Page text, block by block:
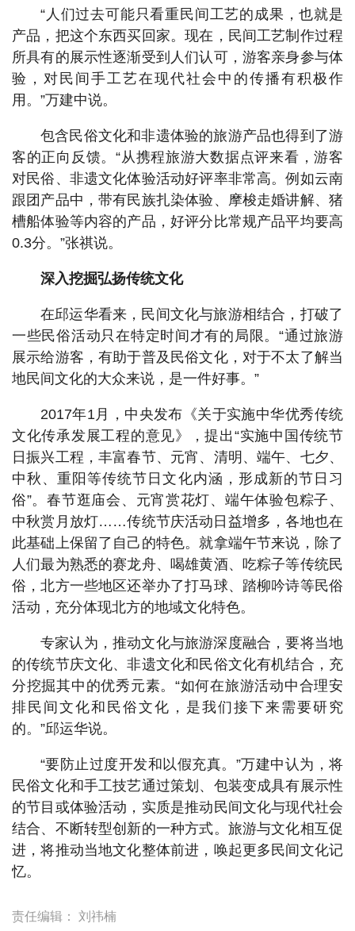
“人们过去可能只看重民间工艺的成果，也就是
产品，把这个东西买回家。现在，民间工艺制作过程
所具有的展示性逐渐受到人们认可，游客亲身参与体
验，对民间手工艺在现代社会中的传播有积极作
用。”万建中说。
包含民俗文化和非遗体验的旅游产品也得到了游
客的正向反馈。“从携程旅游大数据点评来看，游客
对民俗、非遗文化体验活动好评率非常高。例如云南
跟团产品中，带有民族扎染体验、摩梭走婚讲解、猪
槽船体验等内容的产品，好评分比常规产品平均要高
0.3分。”张祺说。
深入挖掘弘扬传统文化
在邱运华看来，民间文化与旅游相结合，打破了
一些民俗活动只在特定时间才有的局限。“通过旅游
展示给游客，有助于普及民俗文化，对于不太了解当
地民间文化的大众来说，是一件好事。”
2017年1月，中央发布《关于实施中华优秀传统
文化传承发展工程的意见》，提出“实施中国传统节
日振兴工程，丰富春节、元宵、清明、端午、七夕、
中秋、重阳等传统节日文化内涵，形成新的节日习
俗”。春节逛庙会、元宵赏花灯、端午体验包粽子、
中秋赏月放灯……传统节庆活动日益增多，各地也在
此基础上保留了自己的特色。就拿端午节来说，除了
人们最为熟悉的赛龙舟、喝雄黄酒、吃粽子等传统民
俗，北方一些地区还举办了打马球、踏柳吟诗等民俗
活动，充分体现北方的地域文化特色。
专家认为，推动文化与旅游深度融合，要将当地
的传统节庆文化、非遗文化和民俗文化有机结合，充
分挖掘其中的优秀元素。“如何在旅游活动中合理安
排民间文化和民俗文化，是我们接下来需要研究
的。”邱运华说。
“要防止过度开发和以假充真。”万建中认为，将
民俗文化和手工技艺通过策划、包装变成具有展示性
的节目或体验活动，实质是推动民间文化与现代社会
结合、不断转型创新的一种方式。旅游与文化相互促
进，将推动当地文化整体前进，唤起更多民间文化记
忆。
责任编辑： 刘祎楠